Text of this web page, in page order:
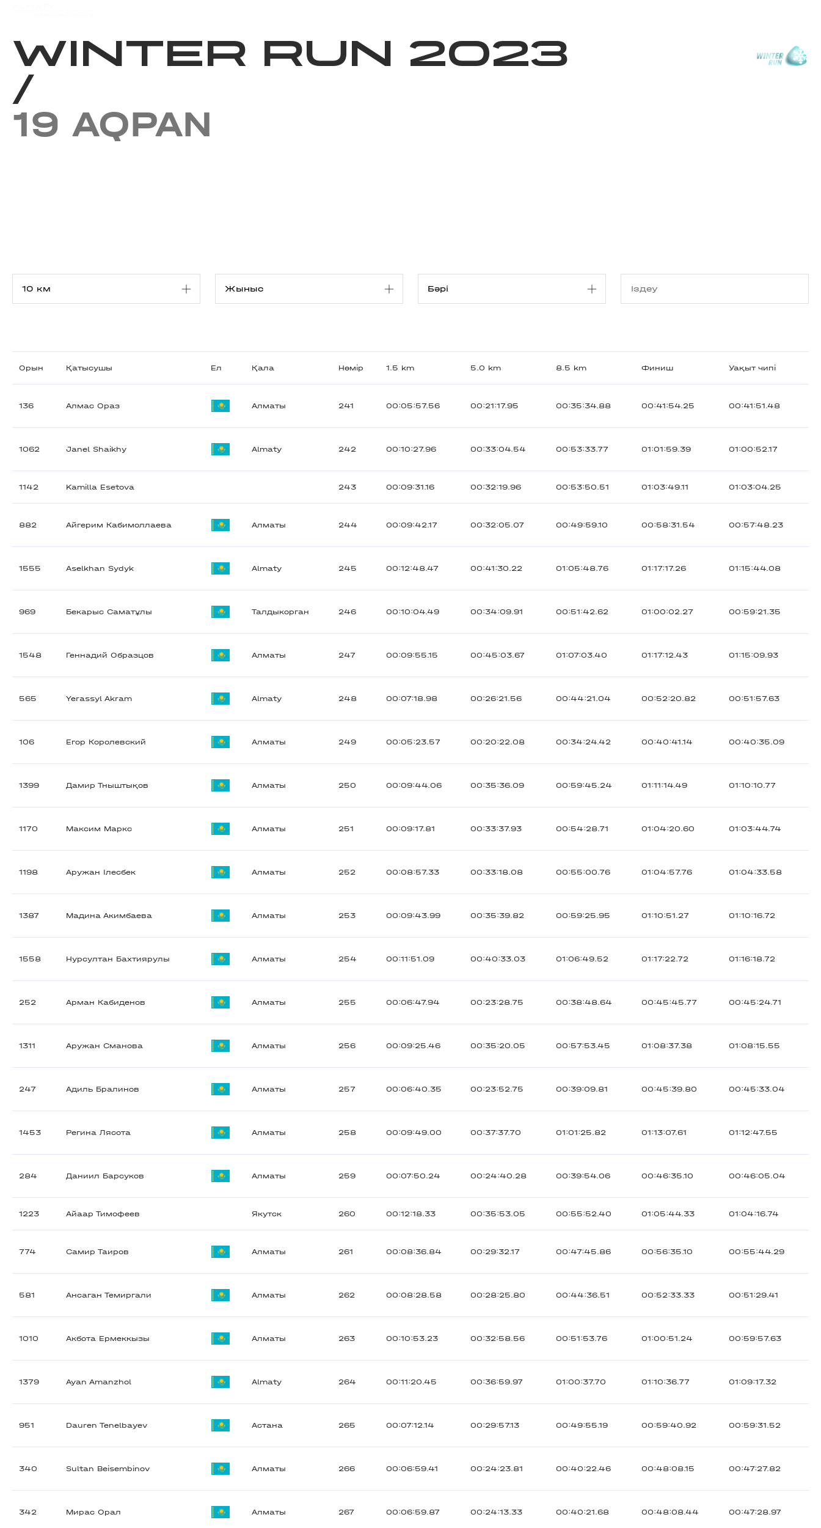
WINTER RUN 2023
/
19 AQPAN
Орын Қатысушы Ел Қала Нөмір 1.5 km 5.0 km 8.5 km Финиш Уақыт чипі
136 Алмас Ораз Алматы 241 00:05:57.56 00:21:17.95 00:35:34.88 00:41:54.25 00:41:51.48
1062 Janel Shaikhy Almaty 242 00:10:27.96 00:33:04.54 00:53:33.77 01:01:59.39 01:00:52.17
1142 Kamilla Esetova 243 00:09:31.16 00:32:19.96 00:53:50.51 01:03:49.11 01:03:04.25
882 Айгерим Кабимоллаева Алматы 244 00:09:42.17 00:32:05.07 00:49:59.10 00:58:31.54 00:57:48.23
1555 Aselkhan Sydyk Almaty 245 00:12:48.47 00:41:30.22 01:05:48.76 01:17:17.26 01:15:44.08
969 Бекарыс Саматұлы Талдыкорган 246 00:10:04.49 00:34:09.91 00:51:42.62 01:00:02.27 00:59:21.35
1548 Геннадий Образцов Алматы 247 00:09:55.15 00:45:03.67 01:07:03.40 01:17:12.43 01:15:09.93
565 Yerassyl Akram Almaty 248 00:07:18.98 00:26:21.56 00:44:21.04 00:52:20.82 00:51:57.63
106 Егор Королевский Алматы 249 00:05:23.57 00:20:22.08 00:34:24.42 00:40:41.14 00:40:35.09
1399 Дамир Тныштықов Алматы 250 00:09:44.06 00:35:36.09 00:59:45.24 01:11:14.49 01:10:10.77
1170 Максим Маркс Алматы 251 00:09:17.81 00:33:37.93 00:54:28.71 01:04:20.60 01:03:44.74
1198 Аружан Ілесбек Алматы 252 00:08:57.33 00:33:18.08 00:55:00.76 01:04:57.76 01:04:33.58
1387 Мадина Акимбаева Алматы 253 00:09:43.99 00:35:39.82 00:59:25.95 01:10:51.27 01:10:16.72
1558 Нурсултан Бахтиярулы Алматы 254 00:11:51.09 00:40:33.03 01:06:49.52 01:17:22.72 01:16:18.72
252 Арман Кабиденов Алматы 255 00:06:47.94 00:23:28.75 00:38:48.64 00:45:45.77 00:45:24.71
1311 Аружан Сманова Алматы 256 00:09:25.46 00:35:20.05 00:57:53.45 01:08:37.38 01:08:15.55
247 Адиль Бралинов Алматы 257 00:06:40.35 00:23:52.75 00:39:09.81 00:45:39.80 00:45:33.04
1453 Регина Лясота Алматы 258 00:09:49.00 00:37:37.70 01:01:25.82 01:13:07.61 01:12:47.55
284 Даниил Барсуков Алматы 259 00:07:50.24 00:24:40.28 00:39:54.06 00:46:35.10 00:46:05.04
1223 Айаар Тимофеев Якутск 260 00:12:18.33 00:35:53.05 00:55:52.40 01:05:44.33 01:04:16.74
774 Самир Таиров Алматы 261 00:08:36.84 00:29:32.17 00:47:45.86 00:56:35.10 00:55:44.29
581 Ансаган Темиргали Алматы 262 00:08:28.58 00:28:25.80 00:44:36.51 00:52:33.33 00:51:29.41
1010 Акбота Ермеккызы Алматы 263 00:10:53.23 00:32:58.56 00:51:53.76 01:00:51.24 00:59:57.63
1379 Ayan Amanzhol Almaty 264 00:11:20.45 00:36:59.97 01:00:37.70 01:10:36.77 01:09:17.32
951 Dauren Tenelbayev Астана 265 00:07:12.14 00:29:57.13 00:49:55.19 00:59:40.92 00:59:31.52
340 Sultan Beisembinov Алматы 266 00:06:59.41 00:24:23.81 00:40:22.46 00:48:08.15 00:47:27.82
342 Мирас Орал Алматы 267 00:06:59.87 00:24:13.33 00:40:21.68 00:48:08.44 00:47:28.97